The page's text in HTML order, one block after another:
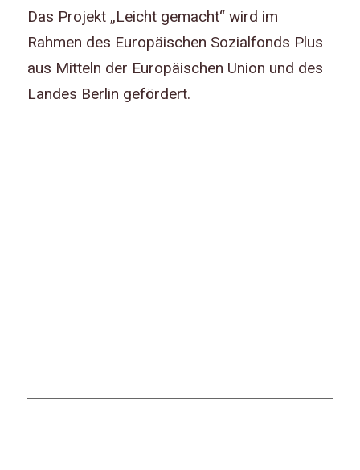
Das Projekt „Leicht gemacht“ wird im
Rahmen des Europäischen Sozialfonds Plus
aus Mitteln der Europäischen Union und des
Landes Berlin gefördert.